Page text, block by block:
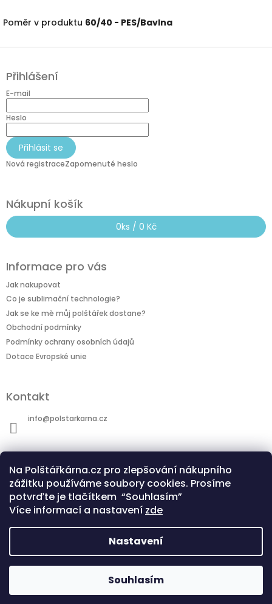
Na Polštářkárna.cz pro zlepšování nákupního
zážitku používáme soubory cookies. Prosíme
potvrďte je tlačítkem “Souhlasím”
Více informací a nastavení zde
Nastavení
Souhlasím
Poměr v produktu 60/40 - PES/Bavlna
Z
p
a
Přihlášení
E-mail
Heslo
Přihlásit se
Nová registraceZapomenuté heslo
Nákupní košík
0ks / 0 Kč
Informace pro vás
Jak nakupovat
Co je sublimační technologie?
Jak se ke mě můj polštářek dostane?
Obchodní podmínky
Podmínky ochrany osobních údajů
Dotace Evropské unie
Kontakt
info@polstarkarna.cz
Dotace Evropské unie Co je sublimační technologie?
Copyright 2026Polštářkárna.cz
práva vyhrazena.Upravit nastavení cookies